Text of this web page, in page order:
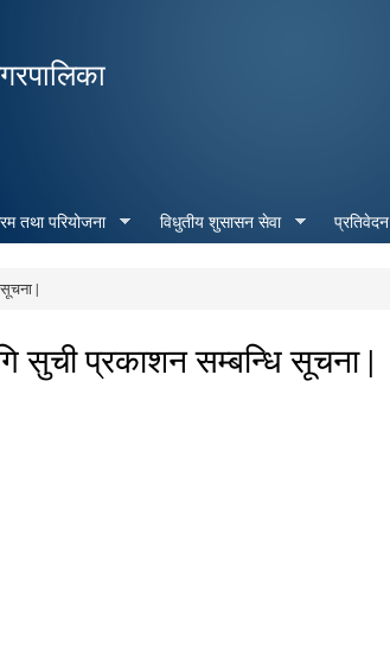
तथा परियोजना विधुतीय शुसासन सेवा प्रतिवेदन
|
सुची प्रकाशन सम्बन्धि सूचना |